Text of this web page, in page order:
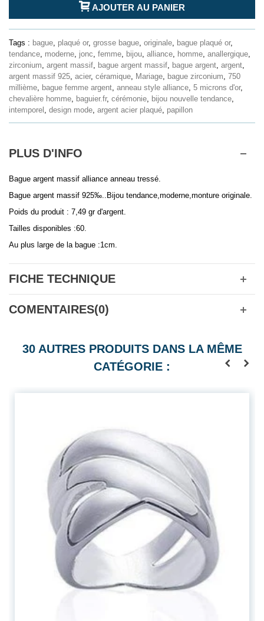
AJOUTER AU PANIER
Tags : bague, plaqué or, grosse bague, originale, bague plaqué or,
tendance, moderne, jonc, femme, bijou, alliance, homme, anallergique,
zirconium, argent massif, bague argent massif, bague argent, argent,
argent massif 925, acier, céramique, Mariage, bague zirconium, 750
millième, bague femme argent, anneau style alliance, 5 microns d'or,
chevalière homme, baguier.fr, cérémonie, bijou nouvelle tendance,
intemporel , design mode, argent acier plaqué, papillon
PLUS D'INFO
Bague argent massif alliance anneau tressé.
Bague argent massif 925‰..Bijou tendance,moderne,monture originale.
Poids du produit : 7,49 gr d'argent.
Tailles disponibles :60.
Au plus large de la bague :1cm.
FICHE TECHNIQUE
COMENTAIRES(0)
30 AUTRES PRODUITS DANS LA MÊME
CATÉGORIE :